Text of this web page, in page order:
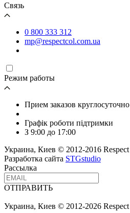
Связь
0 800 333 312
mp@respectcol.com.ua
Режим работы
Прием заказов круглосуточно
Графік роботи підтримки
З 9:00 до 17:00
Украина, Киев © 2012-2016 Respect
Разработка сайта STGstudio
Рассылка
ОТПРАВИТЬ
Украина, Киев © 2012-2026 Respect